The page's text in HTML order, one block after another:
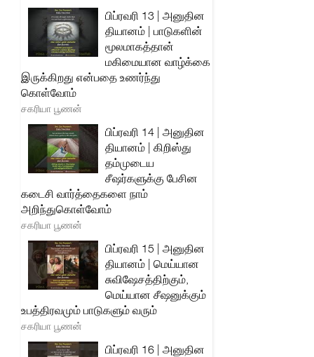
பிப்ரவரி 13 | அனுதின
தியானம் | பாடுகளின்
மூலமாகத்தான்
மகிமையான வாழ்க்கை
இருக்கிறது என்பதை உணர்ந்து
கொள்வோம்
சகரியா பூணன்
பிப்ரவரி 14 | அனுதின
தியானம் | கிறிஸ்து
தம்முடைய
சீஷர்களுக்கு பேசின
கடைசி வார்த்தைகளை நாம்
அறிந்துகொள்வோம்
சகரியா பூணன்
பிப்ரவரி 15 | அனுதின
தியானம் | மெய்யான
சுவிஷேசத்திற்கும்,
மெய்யான சீஷனுக்கும்
உபத்திரவமும் பாடுகளும் வரும்
சகரியா பூணன்
பிப்ரவரி 16 | அனுதின